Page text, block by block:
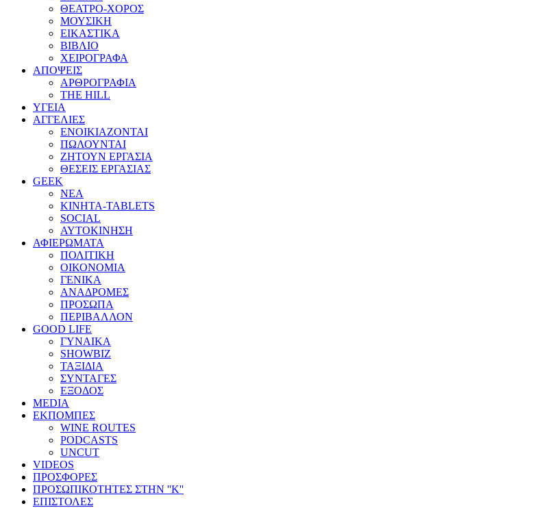
ΘΕΑΤΡΟ-ΧΟΡΟΣ
ΜΟΥΣΙΚΗ
ΕΙΚΑΣΤΙΚΑ
ΒΙΒΛΙΟ
ΧΕΙΡΟΓΡΑΦΑ
ΑΠΟΨΕΙΣ
ΑΡΘΡΟΓΡΑΦΙΑ
THE HILL
ΥΓΕΙΑ
ΑΓΓΕΛΙΕΣ
ΕΝΟΙΚΙΑΖΟΝΤΑΙ
ΠΩΛΟΥΝΤΑΙ
ΖΗΤΟΥΝ ΕΡΓΑΣΙΑ
ΘΕΣΕΙΣ ΕΡΓΑΣΙΑΣ
GEEK
ΝΕΑ
ΚΙΝΗΤΑ-TABLETS
SOCIAL
ΑΥΤΟΚΙΝΗΣΗ
ΑΦΙΕΡΩΜΑΤΑ
ΠΟΛΙΤΙΚΗ
ΟΙΚΟΝΟΜΙΑ
ΓΕΝΙΚΑ
ΑΝΑΔΡΟΜΕΣ
ΠΡΟΣΩΠΑ
ΠΕΡΙΒΑΛΛΟΝ
GOOD LIFE
ΓΥΝΑΙΚΑ
SHOWBIZ
ΤΑΞΙΔΙΑ
ΣΥΝΤΑΓΕΣ
ΕΞΟΔΟΣ
MEDIA
ΕΚΠΟΜΠΕΣ
WINE ROUTES
PODCASTS
UNCUT
VIDEOS
ΠΡΟΣΦΟΡΕΣ
ΠΡΟΣΩΠΙΚΟΤΗΤΕΣ ΣΤΗΝ ''Κ''
ΕΠΙΣΤΟΛΕΣ